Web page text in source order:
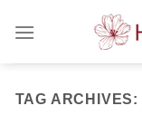
TAG ARCHIVES: